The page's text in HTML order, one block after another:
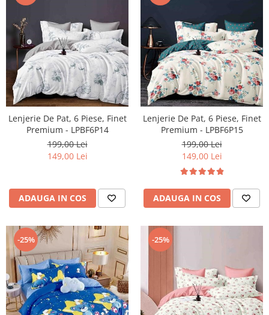
Lenjerie De Pat, 6 Piese, Finet
Premium - LPBF6P14
199,00 Lei
149,00 Lei
ADAUGA IN COS
Lenjerie De Pat, 6 Piese, Finet
Premium - LPBF6P15
199,00 Lei
149,00 Lei
ADAUGA IN COS
-25% -25%